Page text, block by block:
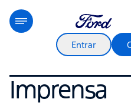
Entrar
Imprensa